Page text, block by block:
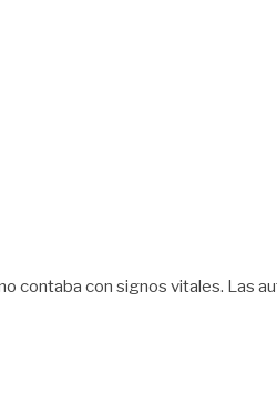
contaba con signos vitales. Las